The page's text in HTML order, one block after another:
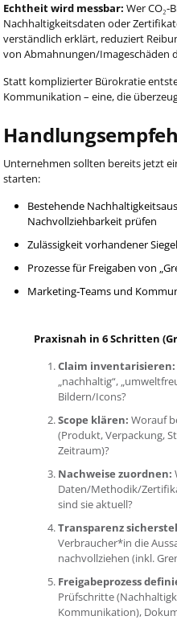
Echtheit wird messbar: Wer
Nachhaltigkeitsdaten oder
verständlich erklärt, reduziert
von Abmahnungen/Imageschäden
Statt komplizierter Bürokratie
Kommunikation – eine, die
Unternehmen sollten bereits jetzt
starten:
Bestehende
Nachvollziehbarkeit prüfen
Zulässigkeit vorhandener
Prozesse für Freigaben von
Marketing‑Teams und
Praxisnah in 6 Schritten
Claim inventarisieren:
„nachhaltig“,
Bildern/Icons?
Scope klären: Worauf
(Produkt, Verpackung,
Zeitraum)?
Nachweise zuordnen:
Daten/Methodik/
sind sie aktuell?
Transparenz
Verbraucher*in die
nachvollziehen (inkl.
Freigabeprozess
Prüfschritte
Kommunikation),